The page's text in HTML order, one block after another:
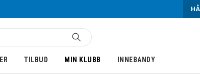
TILBUD MIN KLUBB INNEBANDY